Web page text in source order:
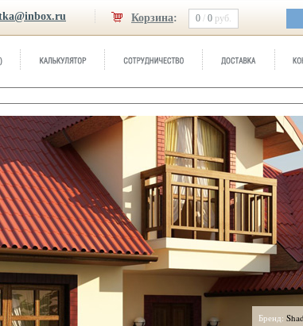
Корзина: 0 / 0 руб.
Бренд: